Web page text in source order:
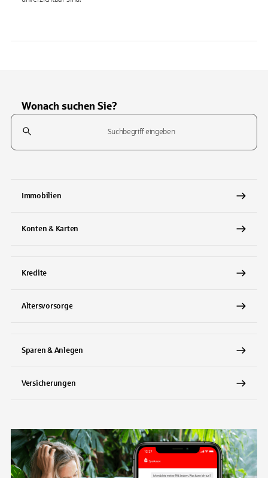
Wonach suchen Sie?
Suchfeld
Immobilien
Konten & Karten
Kredite
Altersvorsorge
Sparen & Anlegen
Versicherungen